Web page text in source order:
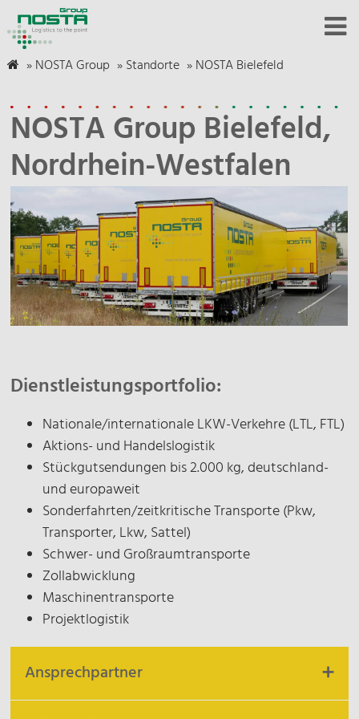
»NOSTA Group »Standorte »NOSTA Bielefeld
NOSTA Group Bielefeld,
Nordrhein-Westfalen
Dienstleistungsportfolio:
Nationale/internationale LKW-Verkehre (LTL, FTL)
Aktions- und Handelslogistik
Stückgutsendungen bis 2.000 kg, deutschland-
und europaweit
Sonderfahrten/zeitkritische Transporte (Pkw,
Transporter, Lkw, Sattel)
Schwer- und Großraumtransporte
Zollabwicklung
Maschinentransporte
Projektlogistik
Ansprechpartner